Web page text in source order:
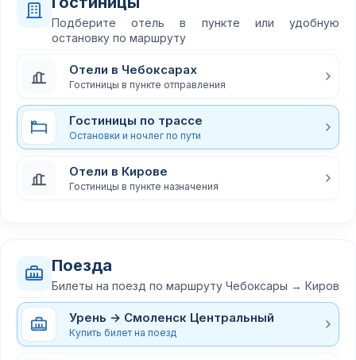
Подберите отель в пункте или удобную
остановку по маршруту
Отели в Чебоксарах
Гостиницы в пункте отправления
Гостиницы по трассе
Остановки и ночлег по пути
Отели в Кирове
Гостиницы в пункте назначения
Поезда
Билеты на поезд по маршруту Чебоксары → Киров
Урень → Смоленск Центральный
Купить билет на поезд